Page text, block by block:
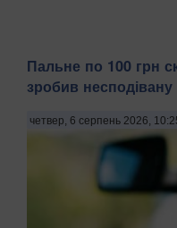
Пальне по 100 грн
зробив несподівану
четвер, 6 серпень 2026,